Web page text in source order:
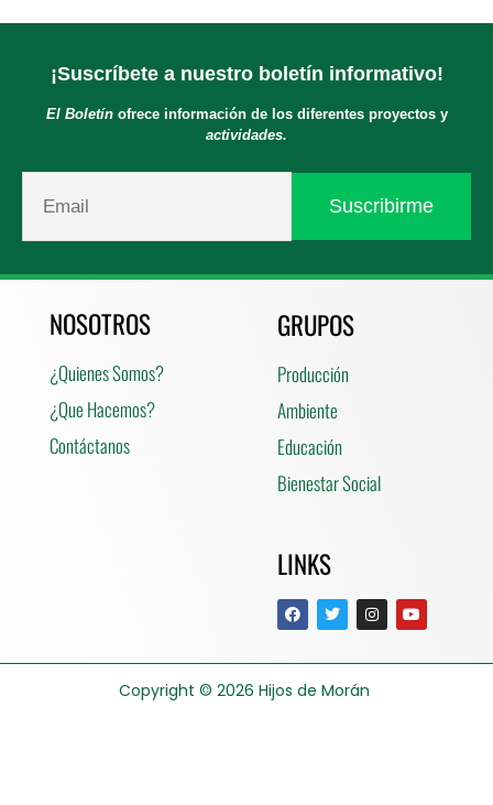
¡Suscríbete a nuestro boletín informativo!
El Boletínofrece información de los diferentes proyectos y
actividades.
NOSOTROS
¿Quienes Somos?
¿Que Hacemos?
Contáctanos
GRUPOS
Producción
Ambiente
Educación
Bienestar Social
LINKS
Copyright © 2026 Hijos de Morán